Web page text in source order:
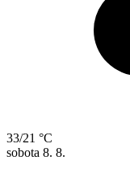
33/21 °C
sobota 8. 8.